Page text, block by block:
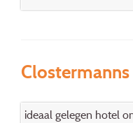
ideaal gelegen hotel